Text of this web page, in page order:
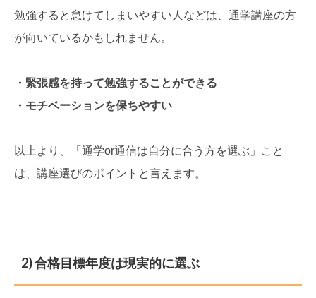
勉強すると怠けてしまいやすい人などは、通学講座の方
が向いているかもしれません。
・緊張感を持って勉強することができる
・モチベーションを保ちやすい
以上より、「通学or通信は自分に合う方を選ぶ」こと
は、講座選びのポイントと言えます。
2) 合格目標年度は現実的に選ぶ